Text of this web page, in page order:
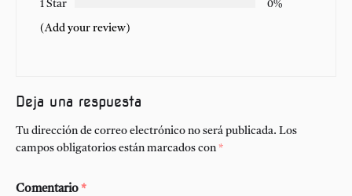
1 Star 0%
(Add your review)
Deja una respuesta
Tu dirección de correo electrónico no será publicada. Los
campos obligatorios están marcados con *
Comentario *